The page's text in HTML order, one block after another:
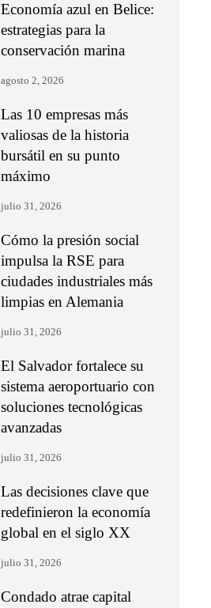
Economía azul en Belice:
estrategias para la
conservación marina
agosto 2, 2026
Las 10 empresas más
valiosas de la historia
bursátil en su punto
máximo
julio 31, 2026
Cómo la presión social
impulsa la RSE para
ciudades industriales más
limpias en Alemania
julio 31, 2026
El Salvador fortalece su
sistema aeroportuario con
soluciones tecnológicas
avanzadas
julio 31, 2026
Las decisiones clave que
redefinieron la economía
global en el siglo XX
julio 31, 2026
Condado atrae capital